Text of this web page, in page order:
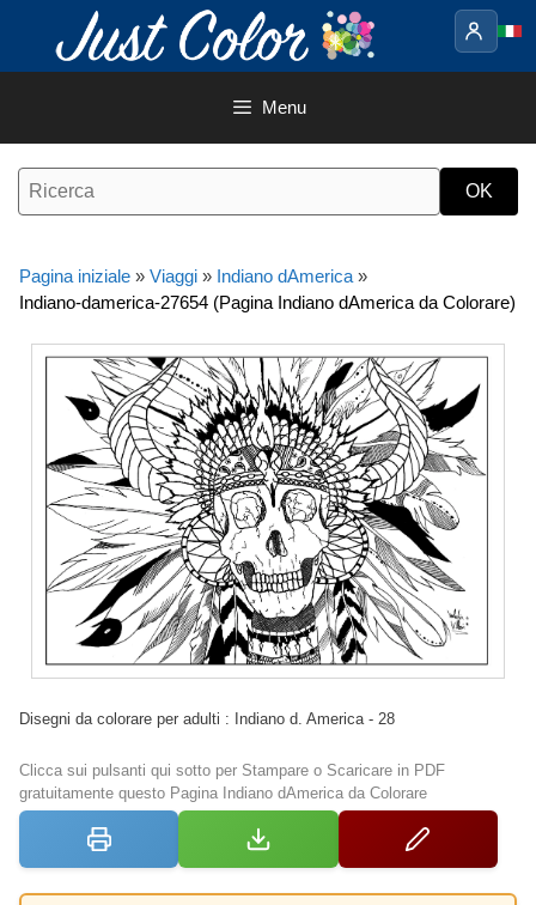
contenuto
Menu
Pagina iniziale » Viaggi » Indiano dAmerica »
Indiano-damerica-27654 (Pagina Indiano dAmerica da Colorare)
Disegni da colorare per adulti : Indiano d. America - 28
Clicca sui pulsanti qui sotto per Stampare o Scaricare in PDF
gratuitamente questo Pagina Indiano dAmerica da Colorare